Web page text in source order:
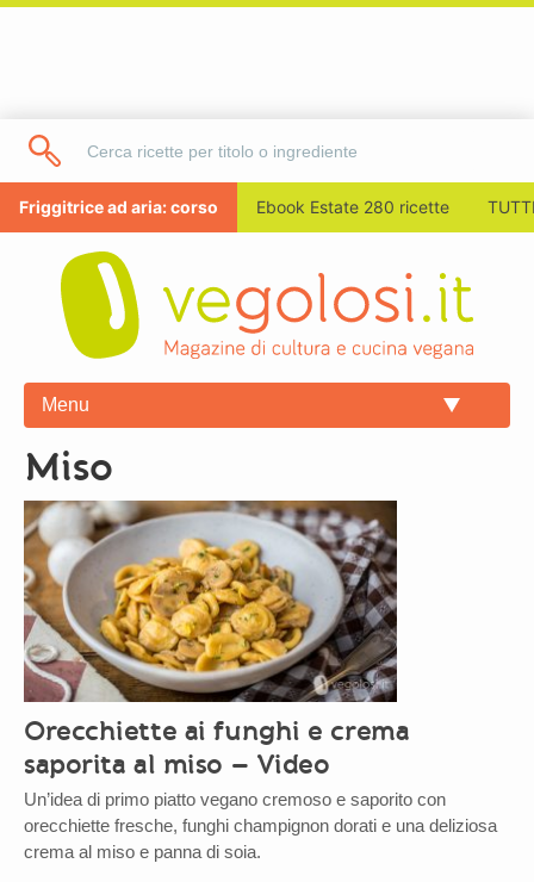
Friggitrice ad aria: corso Ebook Estate 280 ricette
Menu
miso
Orecchiette ai funghi e crema
saporita al miso – Video
Un’idea di primo piatto vegano cremoso e saporito con
orecchiette fresche, funghi champignon dorati e una deliziosa
crema al miso e panna di soia.